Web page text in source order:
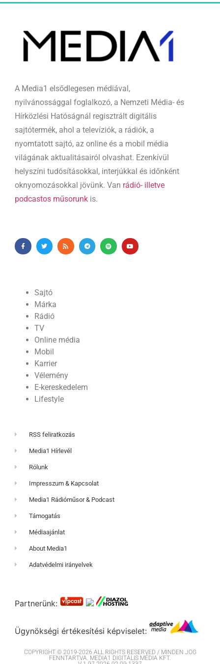
A Media1 elsődlegesen médiával,
nyilvánossággal foglalkozó, a Nemzeti Média- és
Hírközlési Hatóságnál regisztrált digitális
sajtótermék, ahol a televíziók, a rádiók, a
nyomtatott sajtó, az online és a mobil média
világának aktualitásairól olvashat. Ezenkívül
helyszíni tudósításokkal, interjúkkal és időnként
oknyomozásokkal jövünk. Van rádió- illetve
podcastos műsorunk is.
Sajtó
Márka
Rádió
TV
Online média
Mobil
Karrier
Vélemény
E-kereskedelem
Lifestyle
RSS feliratkozás
Media1 Hírlevél
Rólunk
Impresszum & Kapcsolat
Media1 Rádióműsor & Podcast
Támogatás
Médiaajánlat
About Media1
Adatvédelmi irányelvek
Partnerünk:
Ügynökségi értékesítési képviselet:
COPYRIGHT © 2019-2026 ALL RIGHTS RESERVED / MINDEN JOG
FENNTARTVA. MEDIA1 DIGITÁLIS MÉDIA KFT.